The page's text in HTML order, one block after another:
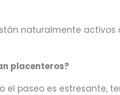
naturalmente
placenteros?
el paseo es estresante,